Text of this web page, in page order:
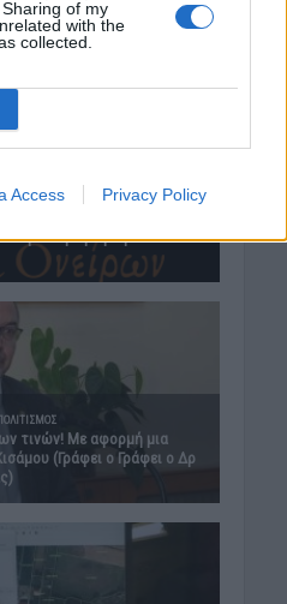
of my
with the
collected.
Access Privacy Policy